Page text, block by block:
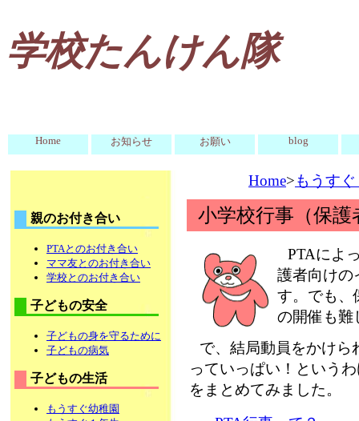
学校たんけん隊
Home お知らせ お願い blog
親のお付き合い
PTAとのお付き合い
ママ友とのお付き合い
学校とのお付き合い
子どもの安全
子どもの身を守るために
子どもの病気
子どもの生活
もうすぐ幼稚園
Home>もうす
小学校行事（保護
PTAによ
護者向けの
す。でも、
の開催も難
で、結局動員をかけら
っていっぱい！という
をまとめてみました。